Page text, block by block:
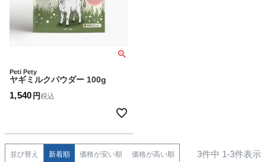
Peti Pety
ヤギミルクパウダー 100g
1,540 税込
並び替え 新着順 価格が安い順 価格が高い順 3件中 1-3件表示